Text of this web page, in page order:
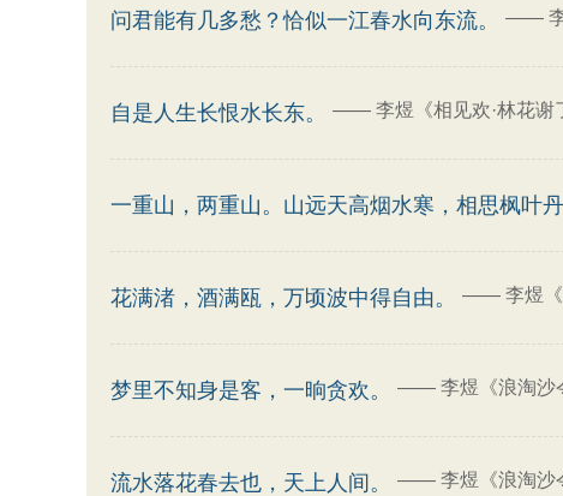
问君能有几多愁？恰似一江春水向东流。 ——
自是人生长恨水长东。 —— 李煜《相见欢·林花谢
一重山，两重山。山远天高烟水寒，相思枫叶丹
花满渚，酒满瓯，万顷波中得自由。 —— 李煜
梦里不知身是客，一晌贪欢。 —— 李煜《浪淘沙
流水落花春去也，天上人间。 —— 李煜《浪淘沙